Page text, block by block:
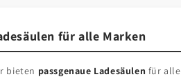
für alle Marken
bieten passgenaue Ladesäulen für alle